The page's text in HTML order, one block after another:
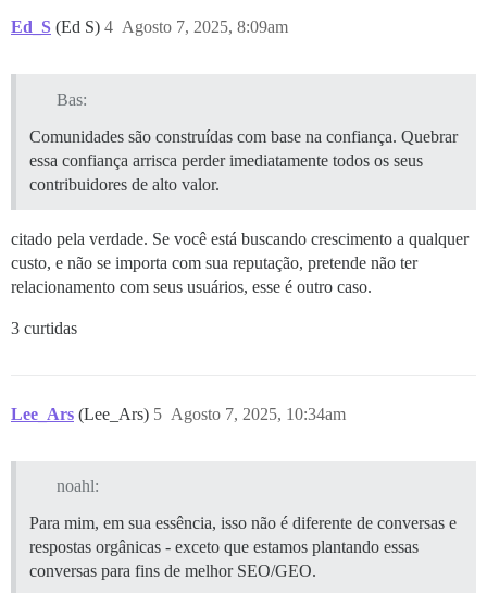
Ed_S (Ed S) Agosto 7, 2025, 8:09am
4
Bas:
Comunidades são construídas com base na confiança. Quebrar
essa confiança arrisca perder imediatamente todos os seus
contribuidores de alto valor.
citado pela verdade. Se você está buscando crescimento a qualquer
custo, e não se importa com sua reputação, pretende não ter
relacionamento com seus usuários, esse é outro caso.
3 curtidas
Lee_Ars (Lee_Ars) Agosto 7, 2025, 10:34am
5
noahl:
Para mim, em sua essência, isso não é diferente de conversas e
respostas orgânicas - exceto que estamos plantando essas
conversas para fins de melhor SEO/GEO.